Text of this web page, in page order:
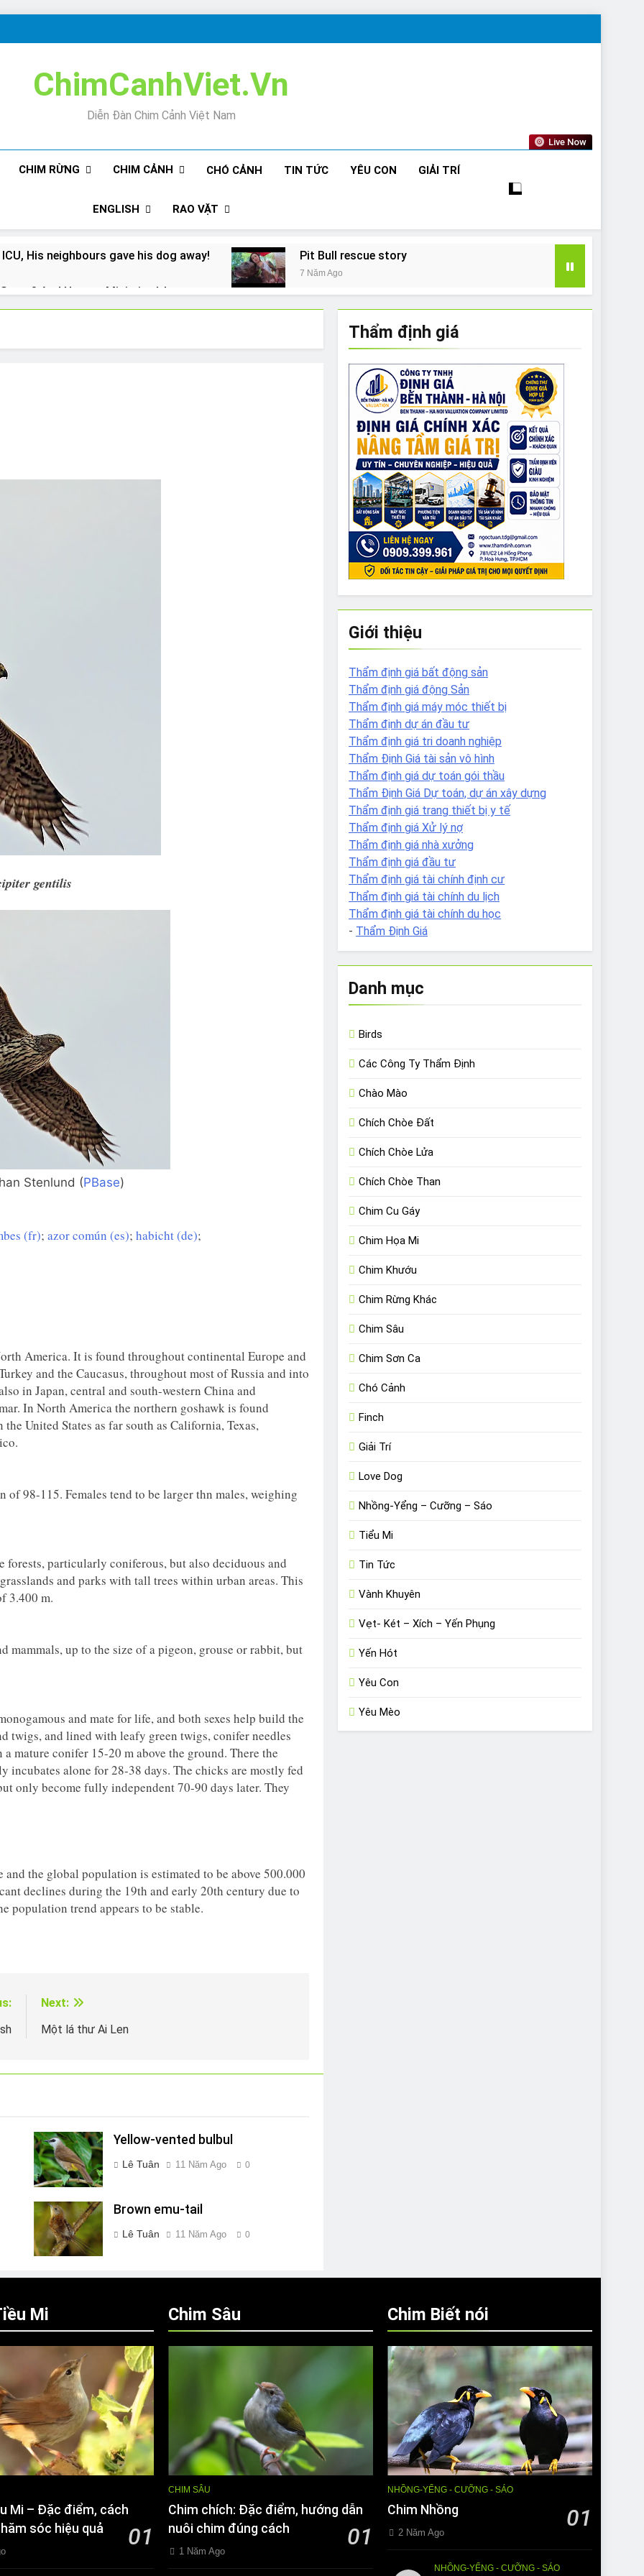
ChimCanhViet.Vn
Diễn Đàn Chim Cảnh Việt Nam
Live Now
CHIM RỪNG CHIM CẢNH CHÓ CẢNH TIN TỨC YÊU CON GIẢI TRÍ
ENGLISH RAO VẶT
His neighbours gave his dog away! Pit Bull rescue story
7 Năm Ago
And How to Minimize It!
The Ultimate Guide to What Bulldogs Can (and can’t) Eat
Can Bulldogs Run Long Distances?
How Often Do I Need to Groom My Bulldog
gentilis
Stenlund (PBase)
(fr); azor común (es); habicht (de);
America. It is found throughout continental Europe and
and the Caucasus, throughout most of Russia and into
in Japan, central and south-western China and
In North America the northern goshawk is found
United States as far south as California, Texas,
of 98-115. Females tend to be larger thn males, weighing
particularly coniferous, but also deciduous and
and parks with tall trees within urban areas. This
3.400 m.
mammals, up to the size of a pigeon, grouse or rabbit, but
and mate for life, and both sexes help build the
twigs, and lined with leafy green twigs, conifer needles
mature conifer 15-20 m above the ground. There the
incubates alone for 28-38 days. The chicks are mostly fed
only become fully independent 70-90 days later. They
the global population is estimated to be above 500.000
declines during the 19th and early 20th century due to
population trend appears to be stable.
Next:
Một lá thư Ai Len
Yellow-vented bulbul
Lê Tuân 11 Năm Ago 0
Brown emu-tail
Lê Tuân 11 Năm Ago 0
Thẩm định giá
Giới thiệu
Thẩm định giá bất động sản
Thẩm định giá động Sản
Thẩm định giá máy móc thiết bị
Thẩm định dự án đầu tư
Thẩm định giá tri doanh nghiệp
Thẩm Định Giá tài sản vô hình
Thẩm định giá dự toán gói thầu
Thẩm Định Giá Dự toán, dự án xây dựng
Thẩm định giá trang thiết bị y tế
Thẩm định giá Xử lý nợ
Thẩm định giá nhà xưởng
Thẩm định giá đầu tư
Thẩm định giá tài chính định cư
Thẩm định giá tài chính du lịch
Thẩm định giá tài chính du học
- Thẩm Định Giá
Danh mục
Birds
Các Công Ty Thẩm Định
Chào Mào
Chích Chòe Đất
Chích Chòe Lửa
Chích Chòe Than
Chim Cu Gáy
Chim Họa Mi
Chim Khướu
Chim Rừng Khác
Chim Sâu
Chim Sơn Ca
Chó Cảnh
Finch
Giải Trí
Love Dog
Nhồng-Yểng – Cưỡng – Sáo
Tiểu Mi
Tin Tức
Vành Khuyên
Vẹt- Két – Xích – Yến Phụng
Yến Hót
Yêu Con
Yêu Mèo
Mi
Mi – Đặc điểm, cách
sóc hiệu quả
01
Chim Sâu
CHIM SÂU
Chim chích: Đặc điểm, hướng dẫn
nuôi chim đúng cách
01
1 Năm Ago
Chim Biết nói
NHỒNG-YỂNG - CƯỠNG - SÁO
Chim Nhồng 01
2 Năm Ago
NHỒNG-YỂNG - CƯỠNG - SÁO